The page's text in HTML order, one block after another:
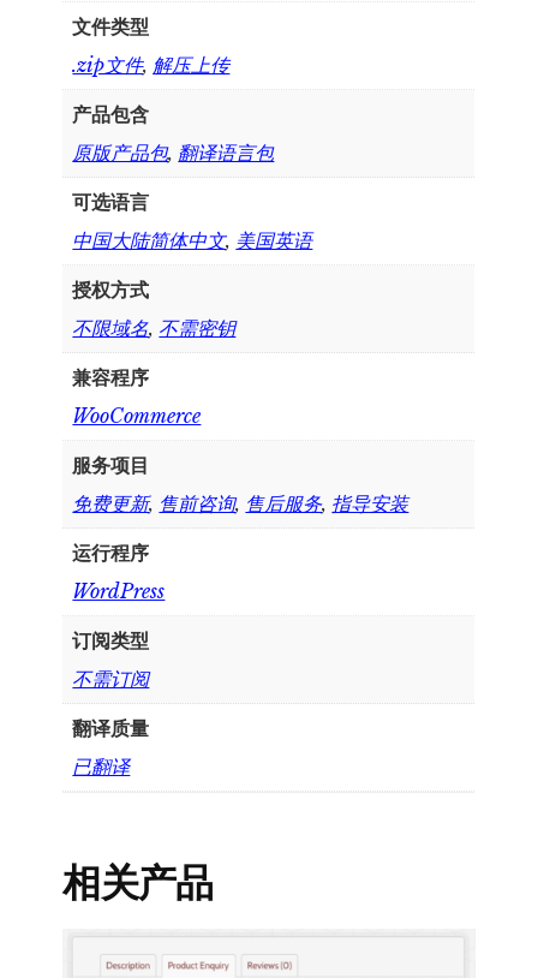
文件类型
.zip文件, 解压上传
产品包含
原版产品包, 翻译语言包
可选语言
中国大陆简体中文, 美国英语
授权方式
不限域名, 不需密钥
兼容程序
WooCommerce
服务项目
免费更新, 售前咨询, 售后服务, 指导安装
运行程序
WordPress
订阅类型
不需订阅
翻译质量
已翻译
相关产品